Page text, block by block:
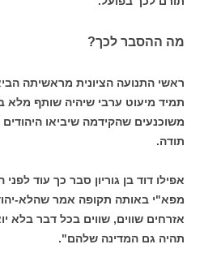
מה ההסבר לכך?
ראשי התנועה הציונית מראשיתה
תמיד מיעוט ערבי שיהיה שותף מלא
משוכנעים שהקידמה שיביאו
תודה.
אפילו דוד בן גוריון סבר כך עוד
מפא"י באותה תקופה אמר שהלא-
אזרחים שווים, שווים בכל דבר בלא
תהיה גם המדינה שלהם".